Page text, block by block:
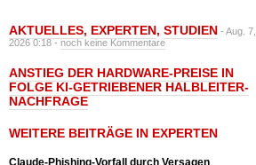
AKTUELLES, EXPERTEN, STUDIEN - Aug. 7,
2026 0:18 -noch keine Kommentare
ANSTIEG DER HARDWARE-PREISE IN
FOLGE KI-GETRIEBENER HALBLEITER-
NACHFRAGE
WEITERE BEITRÄGE IN EXPERTEN
Claude-Phishing-Vorfall durch Versagen